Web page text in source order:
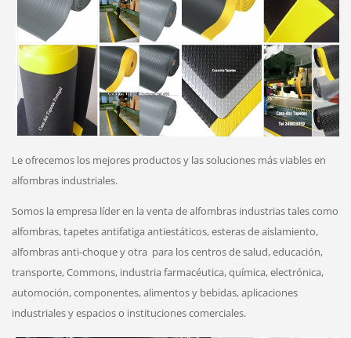
Le ofrecemos los mejores productos y las soluciones más viables en
alfombras industriales.
Somos la empresa líder en la venta de alfombras industrias tales como
alfombras, tapetes antifatiga antiestáticos, esteras de aislamiento,
alfombras anti-choque y otra para los centros de salud, educación,
transporte, Commons, industria farmacéutica, química, electrónica,
automoción, componentes, alimentos y bebidas, aplicaciones
industriales y espacios o instituciones comerciales.